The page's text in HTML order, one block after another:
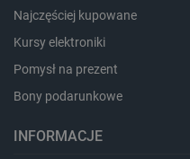
Najczęściej kupowane
Kursy elektroniki
Pomysł na prezent
Bony podarunkowe
INFORMACJE